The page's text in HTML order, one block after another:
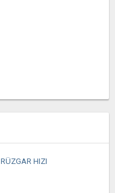
RÜZGAR HIZI